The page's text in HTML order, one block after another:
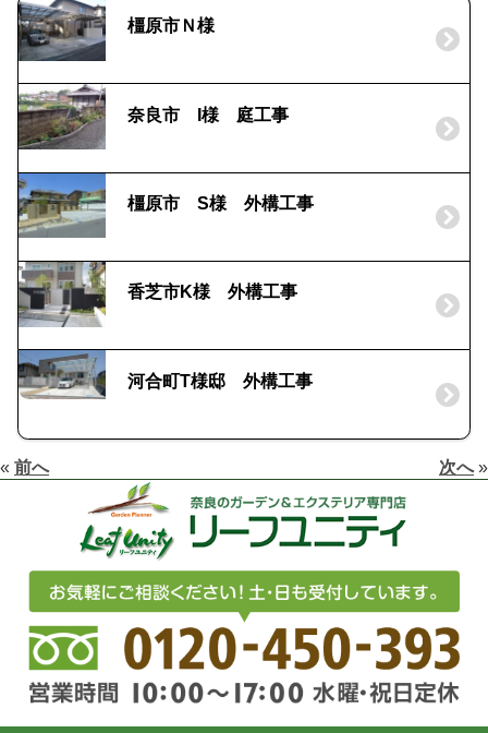
橿原市Ｎ様
奈良市 I様 庭工事
橿原市 S様 外構工事
香芝市K様 外構工事
河合町T様邸 外構工事
« 前へ 次へ»